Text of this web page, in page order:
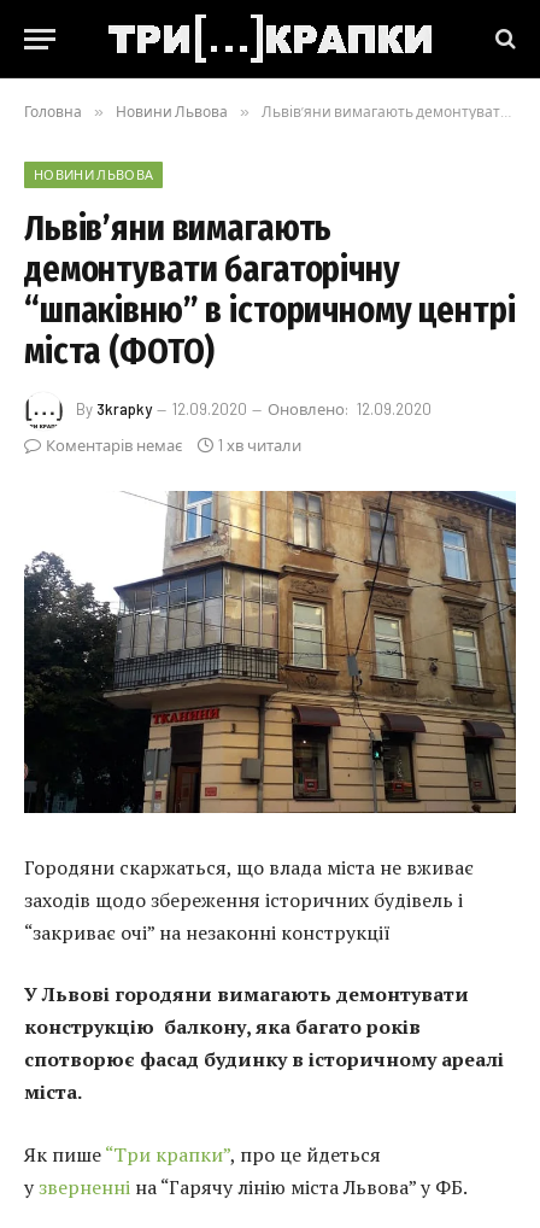
Головна » Новини Львова » Львів’яни вимагають демонтувати багаторічну “шпаківню” в історичному центрі міста (ФОТО)
НОВИНИ ЛЬВОВА
Львів’яни вимагають
демонтувати багаторічну
“шпаківню” в історичному центрі
міста (ФОТО)
By 3krapky 12.09.2020 Оновлено: 12.09.2020
Коментарів немає
1 хв читали
Городяни скаржаться, що влада міста не вживає
заходів щодо збереження історичних будівель і
“закриває очі” на незаконні конструкції
У Львові городяни вимагають демонтувати
конструкцію балкону, яка багато років
спотворює фасад будинку в історичному ареалі
міста.
Як пише“Три крапки”, про це йдеться
узверненні на “Гарячу лінію міста Львова” у ФБ.